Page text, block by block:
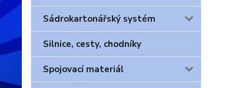
Sádrokartonářský systém
Silnice, cesty, chodníky
Spojovací materiál